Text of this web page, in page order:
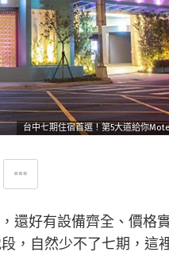
台中七期住宿首選！第5大道給你
還好有設備齊全、價格
，自然少不了七期，這